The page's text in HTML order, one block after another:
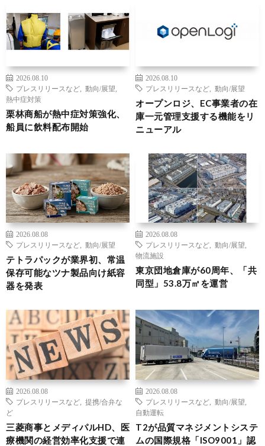
2026.08.10
プレスリリースなど
動向/展望
熱中症対策
栗林商船が熱中症対策強化、
船員に飲料配布開始
2026.08.10
プレスリリースなど
動向/展望
オープンロジ、EC事業者の在
庫一元管理支援する機能をリ
ニューアル
2026.08.08
プレスリリースなど
動向/展望
テトラパックが業界初、常温
保存可能なツナ製品向け紙容
器を発表
2026.08.08
プレスリリースなど
動向/展望
物流施設
東京団地倉庫が60周年、「共
同型」53.8万㎡を運営
2026.08.08
プレスリリースなど
提携/合弁な
ど
三菱商事とメディパルHD、医
療機関の経営効率化支援で連
2026.08.08
プレスリリースなど
動向/展望
自動運転
T2が品質マネジメントシステ
ムの国際規格「ISO9001」認